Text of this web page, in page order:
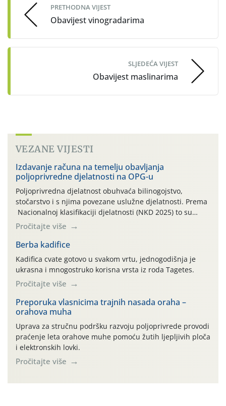
PRETHODNA VIJEST
Obavijest vinogradarima
SLJEDEĆA VIJEST
Obavijest maslinarima
VEZANE VIJESTI
Izdavanje računa na temelju obavljanja
poljoprivredne djelatnosti na OPG-u
Poljoprivredna djelatnost obuhvaća bilinogojstvo,
stočarstvo i s njima povezane uslužne djelatnosti. Prema
Nacionalnoj klasifikaciji djelatnosti (NKD 2025) to su
skupne 01.1, 01.2, 01.3, 01.4, 01.5 i 01.6. Djelatnost
prerade poljoprivrednih proizvoda je svako djelovanje na
poljoprivredni proizvod čiji je rezultat proizvod koji
također može biti poljoprivredni proizvod poput npr.
maslinovog ulja, bučinog ulja, vino od […]
Pročitajte više
Berba kadifice
Kadifica cvate gotovo u svakom vrtu, jednogodišnja je
ukrasna i mnogostruko korisna vrsta iz roda Tagetes.
Pročitajte više
Preporuka vlasnicima trajnih nasada oraha –
orahova muha
Uprava za stručnu podršku razvoju poljoprivrede provodi
praćenje leta orahove muhe pomoću žutih ljepljivih ploča
i elektronskih lovki.
Pročitajte više